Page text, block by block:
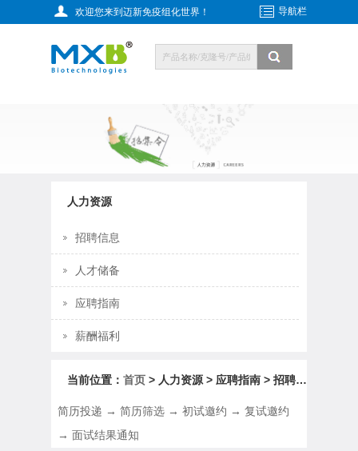
欢迎您来到迈新免疫组化世界！ 导航栏
人力资源
招聘信息
人才储备
应聘指南
薪酬福利
当前位置： 首页 > 人力资源 > 应聘指南 > 招聘流程
简历投递 → 简历筛选 → 初试邀约 → 复试邀约
→ 面试结果通知